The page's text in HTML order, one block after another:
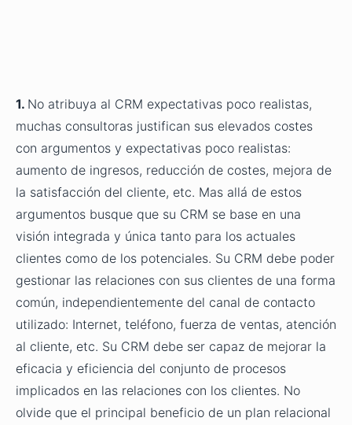
1. No atribuya al CRM expectativas poco realistas,
muchas consultoras justifican sus elevados costes
con argumentos y expectativas poco realistas:
aumento de ingresos, reducción de costes, mejora de
la satisfacción del cliente, etc. Mas allá de estos
argumentos busque que su CRM se base en una
visión integrada y única tanto para los actuales
clientes como de los potenciales. Su CRM debe poder
gestionar las relaciones con sus clientes de una forma
común, independientemente del canal de contacto
utilizado: Internet, teléfono, fuerza de ventas, atención
al cliente, etc. Su CRM debe ser capaz de mejorar la
eficacia y eficiencia del conjunto de procesos
implicados en las relaciones con los clientes. No
olvide que el principal beneficio de un plan relacional